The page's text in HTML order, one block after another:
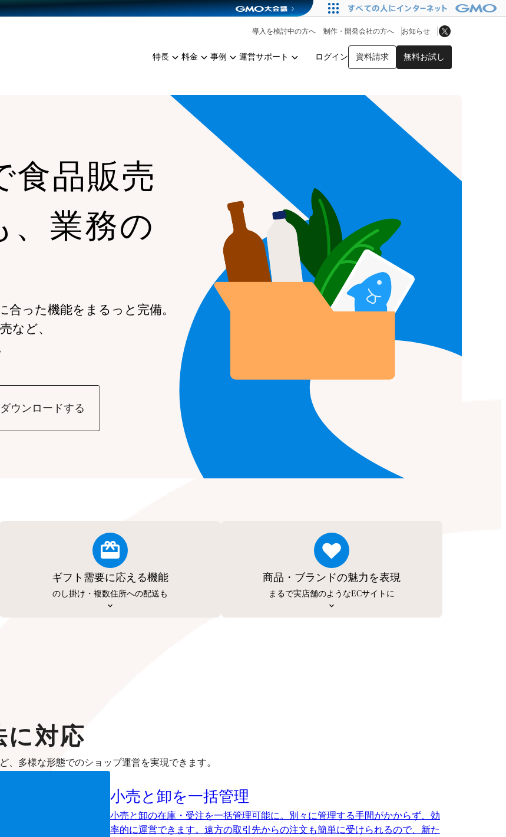
特長 料金 事例 運営サポート ログイン 資料請求 無料お試し
導入を検討中の方へ 制作・開発会社の方へ お知らせ
入
プリ
の連携
雑貨販売 アプリストア
料金シミュレーション
コミュニティイベントCarty
YouTubeチャンネル
食品販売
、業務の
合った機能を まるっと完備。
など、
ウンロードする
ギフト需要に応える機能
のし掛け・複数住所への配送も
商品・ブランドの魅力を表現
まるで実店舗のようなECサイトに
に対応
多様な形態でのショップ運営を実現できます。
小売と卸を一括管理
小売と卸の在庫・受注を一括管理可能に。別々に管理する手間がかからず、効
率的に運営できます。遠方の取引先からの注文も簡単に受けられるので、新た